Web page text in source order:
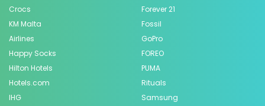
Crocs
KM Malta
Airlines
Forever 21
Fossil
GoPro
Happy Socks
Hilton Hotels
Hotels.com
IHG
FOREO
PUMA
Rituals
Samsung